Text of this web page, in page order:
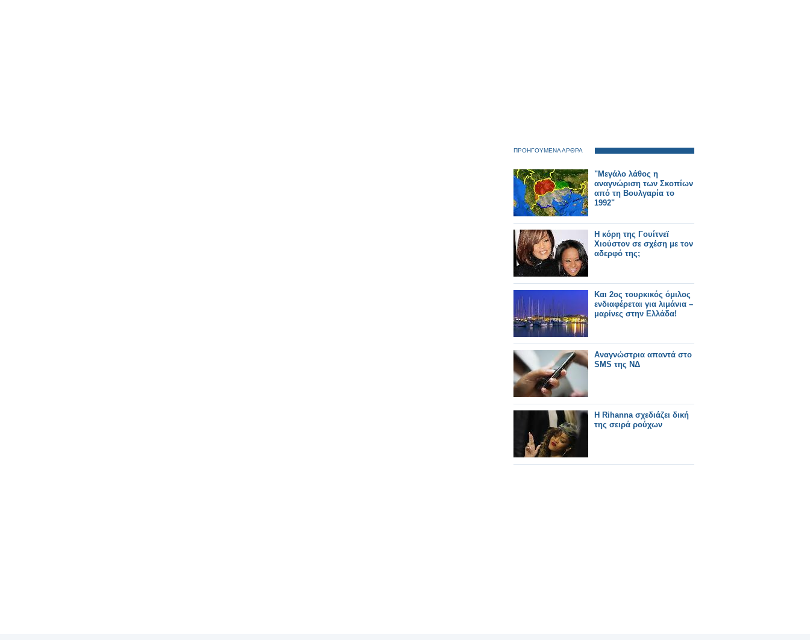
ΠΡΟΗΓΟΥΜΕΝΑ ΑΡΘΡΑ
"Μεγάλο λάθος η
αναγνώριση των Σκοπίων
από τη Βουλγαρία το
1992"
Η κόρη της Γουίτνεϊ
Χιούστον σε σχέση με τον
αδερφό της;
Και 2ος τουρκικός όμιλος
ενδιαφέρεται για λιμάνια –
μαρίνες στην Ελλάδα!
Αναγνώστρια απαντά στο
SMS της ΝΔ
H Rihanna σχεδιάζει δική
της σειρά ρούχων